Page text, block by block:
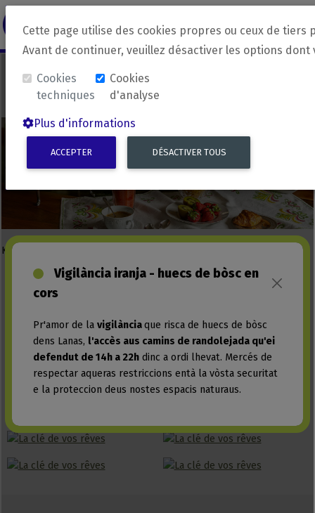
revirada Langue source Langue
Cette page utilise des cookies propres ou ceux de
Avant de continuer, veuillez désactiver les options dont
Cookies
techniques
Cookies
d'analyse
Plus d'informations
ACCEPTER DÉSACTIVER TOUS